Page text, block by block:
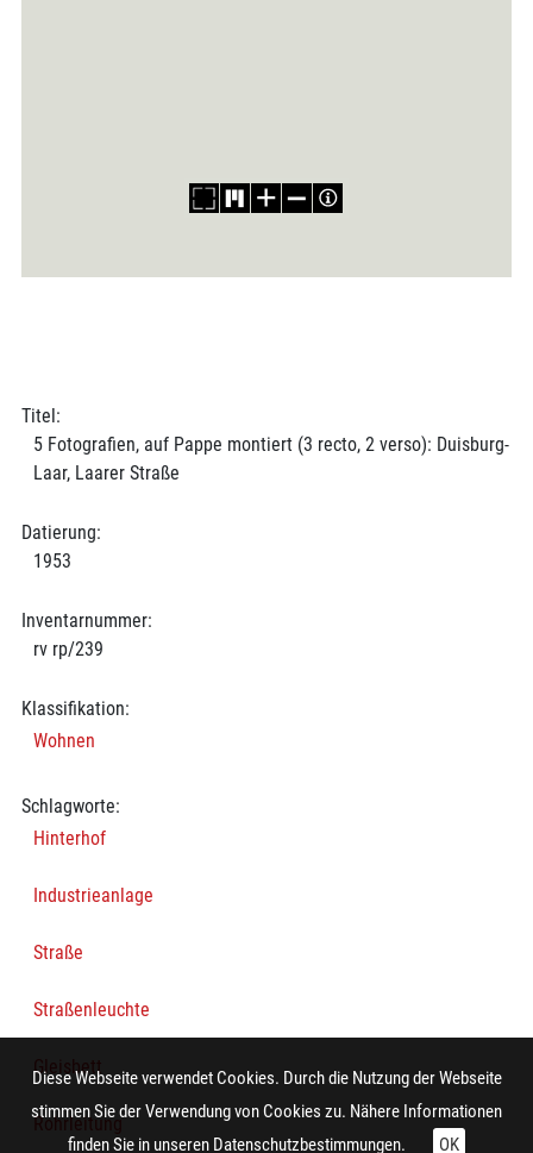
Titel:
5 Fotografien, auf Pappe montiert (3 recto, 2 verso): Duisburg-
Laar, Laarer Straße
Datierung:
1953
Inventarnummer:
rv rp/239
Klassifikation:
Wohnen
Schlagworte:
Hinterhof
Industrieanlage
Straße
Straßenleuchte
Gleisbett
Rohrleitung
Diese Webseite verwendet Cookies. Durch die Nutzung der Webseite
stimmen Sie der Verwendung von Cookies zu. Nähere Informationen
finden Sie in unseren Datenschutzbestimmungen. OK